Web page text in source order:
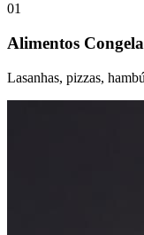
01
Alimentos
Lasanhas, pizzas,